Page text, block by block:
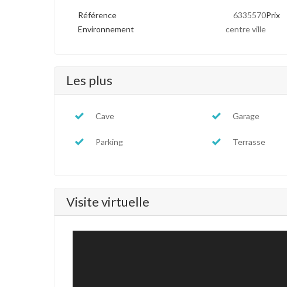
Référence 6335570Prix
Environnement
centre ville
Les plus
Cave Garage
Parking Terrasse
Visite virtuelle